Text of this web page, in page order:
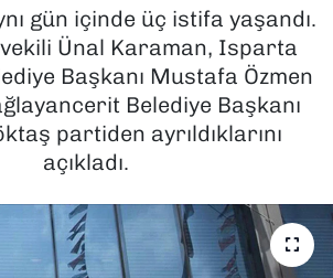
gün içinde üç istifa yaşandı.
Ünal Karaman, Isparta
Başkanı Mustafa Özmen
Belediye Başkanı
partiden ayrıldıklarını
açıkladı.
Haberleri